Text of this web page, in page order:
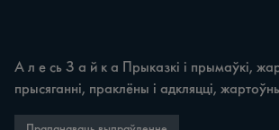
А л е сь З а й к а Прыказкі i прымаўкі,
прысяганні, праклёны i адкляцці,